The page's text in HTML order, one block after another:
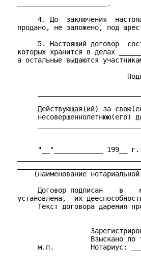
    ______________________.
4. До  заключения
продано, не заложено, под
5. Настоящий договор
которых хранится в делах
а остальные выдаются
Действующая(ий) за
несовершеннолетнюю(его)
"__"____________ 199__
(наименование
Договор подписан    в
установлена,  их
Текст договора дарения
Взыскано по
м.п.         Нотариус: